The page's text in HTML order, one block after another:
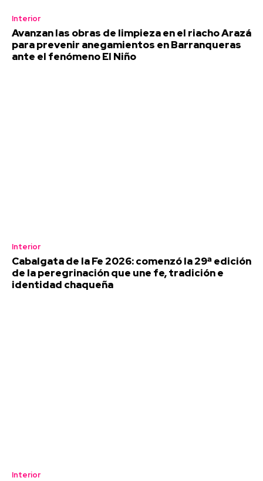
Interior
Avanzan las obras de limpieza en el riacho Arazá
para prevenir anegamientos en Barranqueras
ante el fenómeno El Niño
Interior
Cabalgata de la Fe 2026: comenzó la 29ª edición
de la peregrinación que une fe, tradición e
identidad chaqueña
Interior